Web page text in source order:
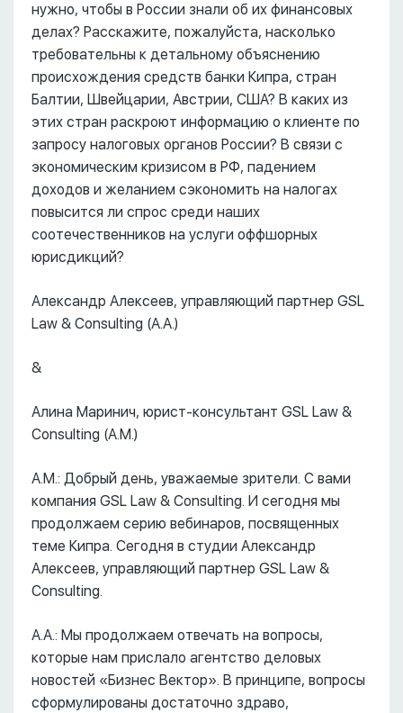
нужно, чтобы в России знали об их финансовых
делах? Расскажите, пожалуйста, насколько
требовательны к детальному объяснению
происхождения средств банки Кипра, стран
Балтии, Швейцарии, Австрии, США? В каких из
этих стран раскроют информацию о клиенте по
запросу налоговых органов России? В связи с
экономическим кризисом в РФ, падением
доходов и желанием сэкономить на налогах
повысится ли спрос среди наших
соотечественников на услуги оффшорных
юрисдикций?
Александр Алексеев, управляющий партнер GSL
Law & Consulting (А.А.)
&
Алина Маринич, юрист-консультант GSL Law &
Consulting (А.М.)
А.М.: Добрый день, уважаемые зрители. С вами
компания GSL Law & Consulting. И сегодня мы
продолжаем серию вебинаров, посвященных
теме Кипра. Сегодня в студии Александр
Алексеев, управляющий партнер GSL Law &
Consulting.
А.А.: Мы продолжаем отвечать на вопросы,
которые нам прислало агентство деловых
новостей «Бизнес Вектор». В принципе, вопросы
сформулированы достаточно здраво,